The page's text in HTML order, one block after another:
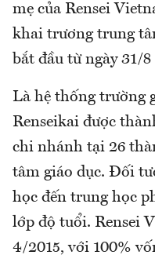
mẹ của Rensei
khai trương trung
bắt đầu từ ngày 31/
Là hệ thống trường
Renseikai được
chi nhánh tại 26
tâm giáo dục. Đối
học đến trung học
lớp độ tuổi. Rensei
4/2015, với 100%